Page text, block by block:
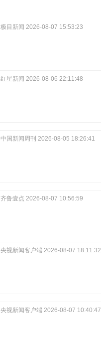
极目新闻 2026-08-07 15:53:23
红星新闻 2026-08-06 22:11:48
中国新闻周刊 2026-08-05 18:26:41
齐鲁壹点 2026-08-07 10:56:59
央视新闻客户端 2026-08-07 18:11:32
央视新闻客户端 2026-08-07 10:40:47